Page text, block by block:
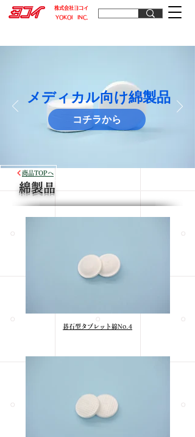
​株式会社ヨコイ
​YOKOI INC.
メディカル向け綿製品
コチラから
商品TOPへ
綿製品
碁石型タブレット綿No.4